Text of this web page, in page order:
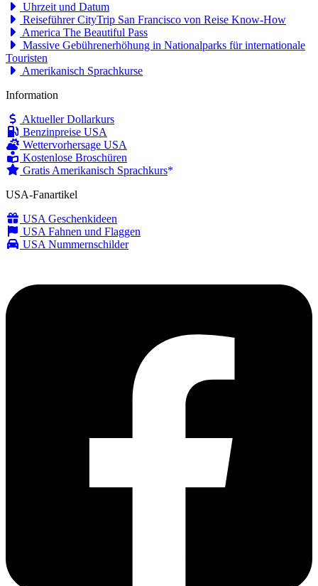
Uhrzeit und Datum
Reiseführer CityTrip San Francisco von Reise Know-How
America The Beautiful Pass
Massive Gebührenerhöhung in Nationalparks für internationale
Touristen
Amerikanisch Sprachkurse
Information
Aktueller Dollarkurs
Benzinpreise USA
Wettervorhersage USA
Kostenlose Broschüren
Gratis Amerikanisch Sprachkurs
USA-Fanartikel
USA Geschenkideen
USA Fahnen und Flaggen
USA Nummernschilder